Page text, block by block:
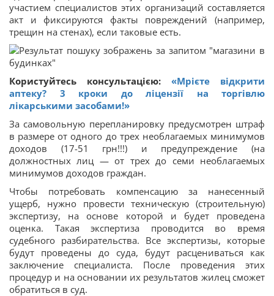
участием специалистов этих организаций составляется
акт и фиксируются факты повреждений (например,
трещин на стенах), если таковые есть.
Користуйтесь консультацією: «Мрієте відкрити
аптеку? 3 кроки до ліцензії на торгівлю
лікарськими засобами!»
За самовольную перепланировку предусмотрен штраф
в размере от одного до трех необлагаемых минимумов
доходов (17-51 грн!!!) и предупреждение (на
должностных лиц — от трех до семи необлагаемых
минимумов доходов граждан.
Чтобы потребовать компенсацию за нанесенный
ущерб, нужно провести техническую (строительную)
экспертизу, на основе которой и будет проведена
оценка. Такая экспертиза проводится во время
судебного разбирательства. Все экспертизы, которые
будут проведены до суда, будут расцениваться как
заключение специалиста. После проведения этих
процедур и на основании их результатов жилец сможет
обратиться в суд.